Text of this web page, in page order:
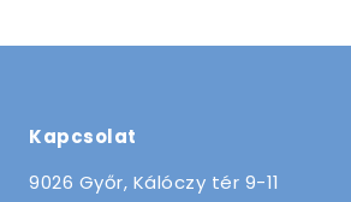
Kapcsolat
9026 Győr, Kálóczy tér 9-11